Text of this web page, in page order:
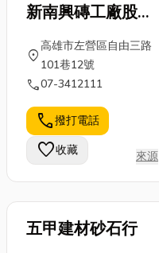
新南興磚工廠股份
有限公司
location_on
高雄市左營區自由三路
101巷12號
call07-3412111
call撥打電話
favorite收藏 來源
五甲建材砂石行